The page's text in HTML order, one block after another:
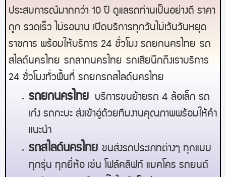
ประสบการณ์มากกว่า 10 ปี ดูแลรถท่านเป็นอย่างดี ราคา
ถูก รวดเร็ว ไม่รอนาน เปิดบริการทุกวันไม่เว้นวันหยุด
ราชการ พร้อมให้บริการ 24 ชั่วโมง รถยกนครไทย รถ
สไลด์นครไทย รถลากนครไทย รถเสียนึกถึงเราบริการ
24 ชั่วโมงทั่วพื้นที่ รถยกรถสไลด์นครไทย
รถยกนครไทย
บริการขนย้ายรถ 4 ล้อเล็ก รถ
เก๋ง รถกะบะ ส่งเข้าอู่ด้วยทีมงานคุณภาพพร้อมให้คำ
แนะนำ
รถสไลด์นครไทย ขนส่งรถประเภทต่างๆ ทุกแบบ
ทุกรุ่น ทุกยี่ห้อ เช่น โฟล์คลิฟท์ แมคโคร รถยนต์